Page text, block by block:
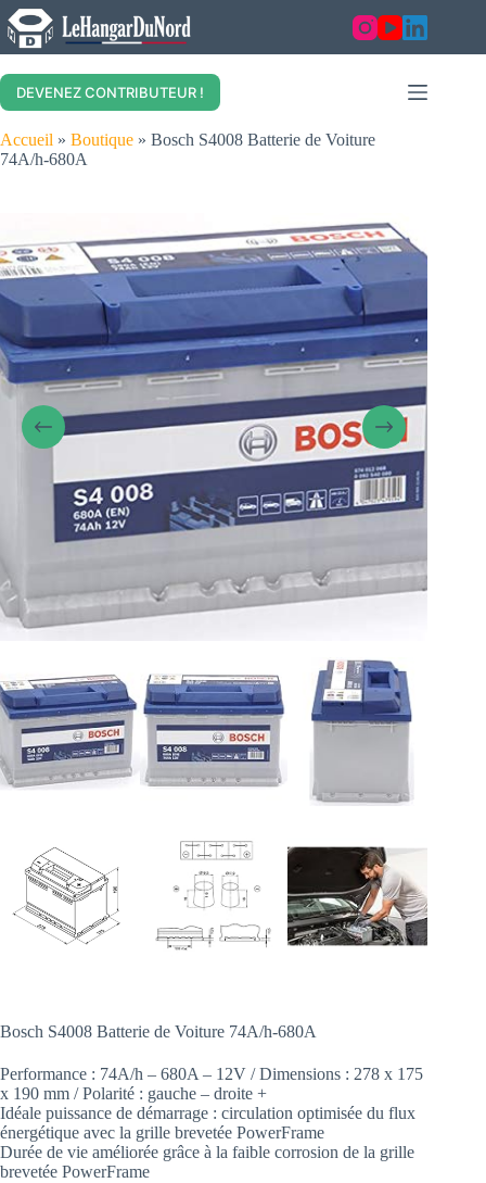
Skip
to
content
DEVENEZ CONTRIBUTEUR !
Accueil » Boutique » Bosch S4008 Batterie de Voiture
74A/h-680A
Bosch S4008 Batterie de Voiture 74A/h-680A
Performance : 74A/h – 680A – 12V / Dimensions : 278 x 175
x 190 mm / Polarité : gauche – droite +
Idéale puissance de démarrage : circulation optimisée du flux
énergétique avec la grille brevetée PowerFrame
Durée de vie améliorée grâce à la faible corrosion de la grille
brevetée PowerFrame